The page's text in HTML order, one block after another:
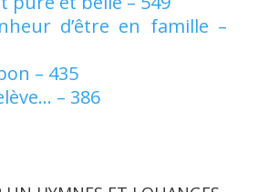
d’être en famille –
– 435
– 386